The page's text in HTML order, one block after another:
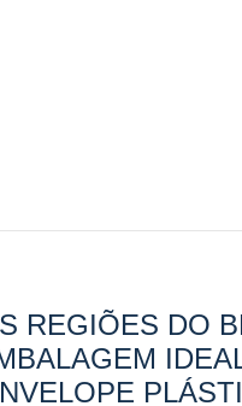
REGIÕES DO